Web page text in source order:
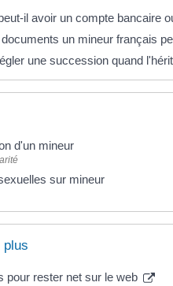
il avoir un compte bancaire
un mineur français
une succession quand
d'un mineur
sur mineur
plus
pour rester net sur le web